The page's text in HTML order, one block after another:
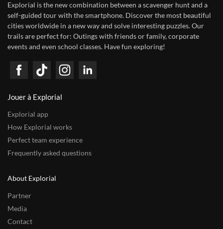
Explorial is the new combination between a scavenger hunt and a
self-guided tour with the smartphone. Discover the most beautiful
cities worldwide in a new way and solve interesting puzzles. Our
trails are perfect for: Outings with friends or family, corporate
events and even school classes. Have fun exploring!
Jouer à Explorial
Explorial app
How Explorial works
Perfect team experience
Frequently asked questions
About Explorial
Partner
Media
Contact